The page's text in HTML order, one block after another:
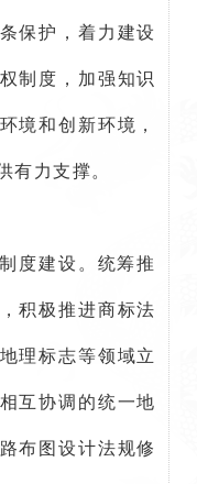
保护，着力建设
制度，加强知识
境和创新环境，
有力支撑。
度建设。统筹推
积极推进商标法
理标志等领域立
互协调的统一地
布图设计法规修